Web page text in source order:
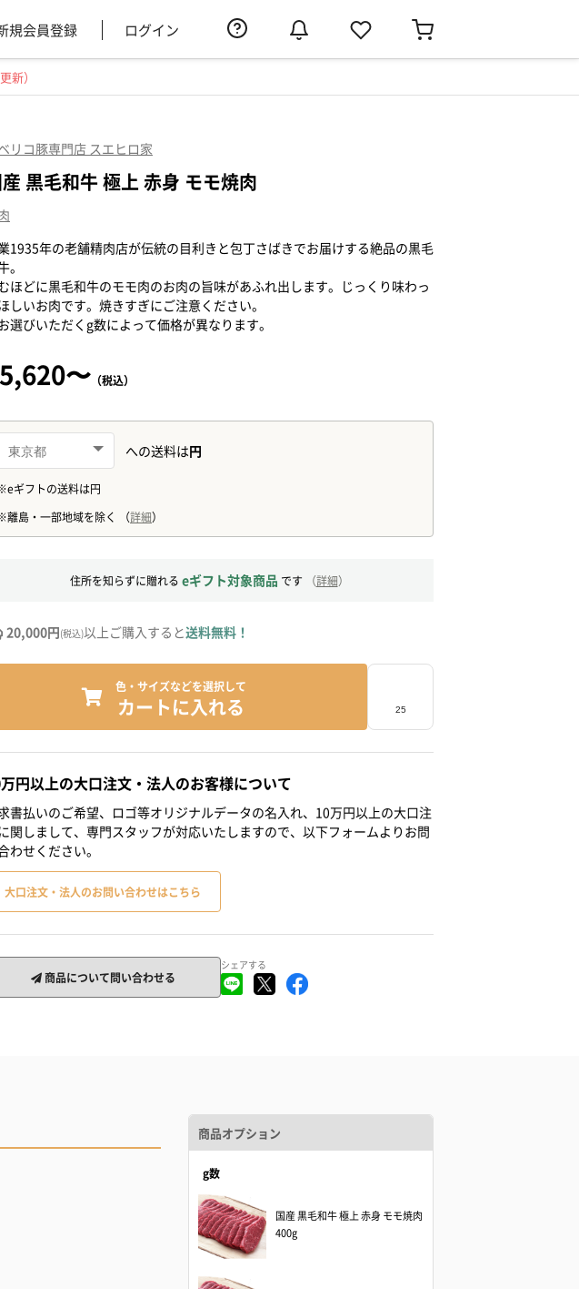
規会員登録 ログイン
新）
リコ豚専門店 スエヒロ家
黒毛和牛 極上 赤身 モモ焼肉
1935年の老舗精肉店が伝統の目利きと包丁さばきでお届けする絶品の黒毛
。
ほどに黒毛和牛のモモ肉のお肉の旨味があふれ出します。じっくり味わっ
しいお肉です。焼きすぎにご注意ください。
選びいただくg数によって価格が異なります。
〜 （税込）
住所を知らずに贈れる eギフト対象商品 です （詳細）
20,000円(税込)以上ご購入すると送料無料！
色・サイズなどを選択して
カートに入れる
円以上の大口注文・法人のお客様について
書払いのご希望、ロゴ等オリジナルデータの名入れ、10万円以上の大口注
関しまして、専門スタッフが対応いたしますので、以下フォームよりお問
わせください。
大口注文・法人のお問い合わせはこちら
商品について問い合わせる
シェアする
商品オプション
g数
国産 黒毛和牛 極上 赤身 モモ焼肉
400g